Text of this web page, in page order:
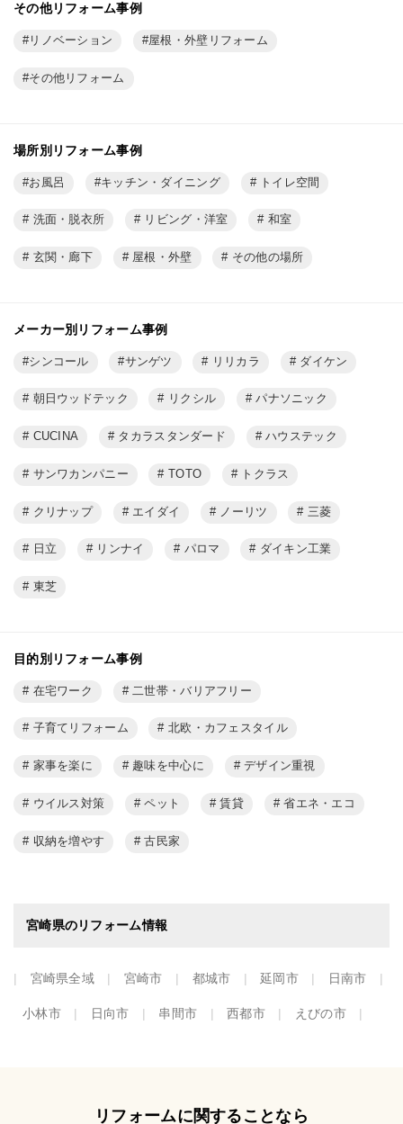
その他リフォーム事例
リノベーション 屋根・外壁リフォーム
その他リフォーム
場所別リフォーム事例
お風呂 キッチン・ダイニング トイレ空間
洗面・脱衣所 リビング・洋室 和室
玄関・廊下 屋根・外壁 その他の場所
メーカー別リフォーム事例
シンコール サンゲツ リリカラ ダイケン
朝日ウッドテック リクシル パナソニック
CUCINA タカラスタンダード ハウステック
サンワカンパニー TOTO トクラス
クリナップ エイダイ ノーリツ 三菱
日立 リンナイ パロマ ダイキン工業
東芝
目的別リフォーム事例
在宅ワーク 二世帯・バリアフリー
子育てリフォーム 北欧・カフェスタイル
家事を楽に 趣味を中心に デザイン重視
ウイルス対策 ペット 賃貸 省エネ・エコ
収納を増やす 古民家
宮崎県のリフォーム情報
宮崎県全域 宮崎市 都城市 延岡市 日南市
小林市 日向市 串間市 西都市 えびの市
リフォームに関することなら